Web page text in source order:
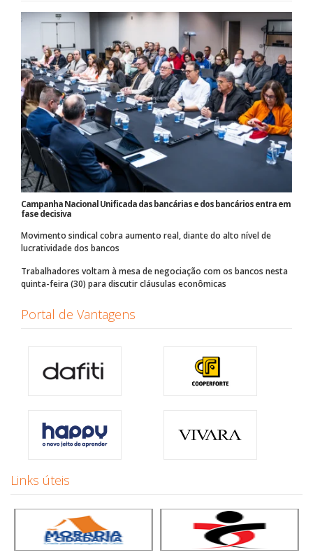
Campanha Nacional Unificada das bancárias e dos bancários entra em
fase decisiva
Movimento sindical cobra aumento real, diante do alto nível de
lucratividade dos bancos
Trabalhadores voltam à mesa de negociação com os bancos nesta
quinta-feira (30) para discutir cláusulas econômicas
Portal de Vantagens
Links úteis